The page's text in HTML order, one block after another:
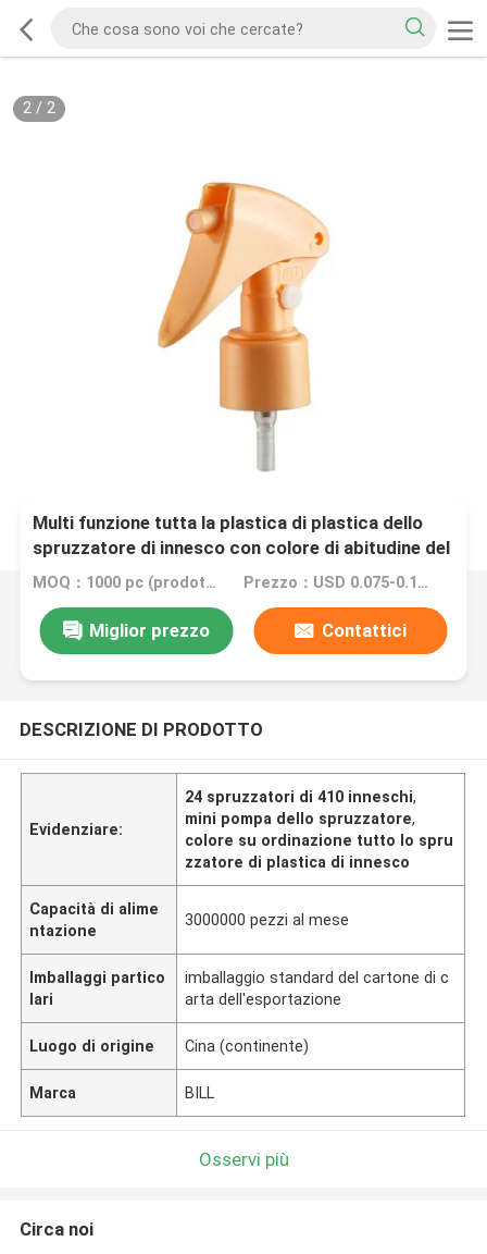
2/ 2
Multi funzione tutta la plastica di plastica dello
spruzzatore di innesco con colore di abitudine del
collegamento della metropolitana
MOQ：1000 pc (prodotti normali di colore) Prezzo：USD 0.075-0.12 (negotionable)
Miglior prezzo Contattici
DESCRIZIONE DI PRODOTTO
Evidenziare:
24 spruzzatori di 410 inneschi,
mini pompa dello spruzzatore,
colore su ordinazione tutto lo spru
zzatore di plastica di innesco
Capacità di alime
ntazione
3000000 pezzi al mese
Imballaggi partico
lari
imballaggio standard del cartone di c
arta dell'esportazione
Luogo di origine Cina (continente)
Marca BILL
Osservi più
Circa noi